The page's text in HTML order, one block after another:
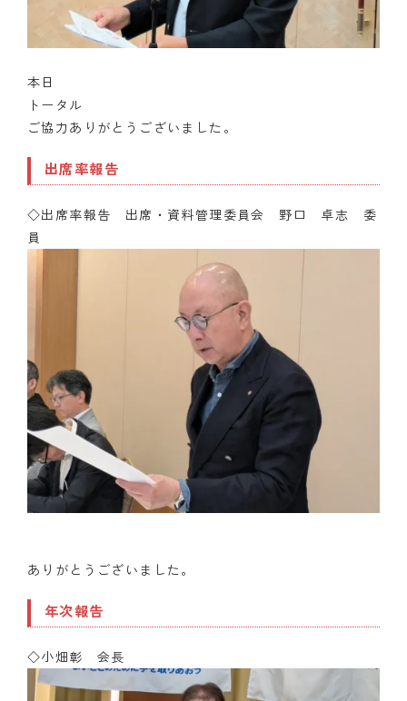
本日
トータル
ご協力ありがとうございました。
出席率報告
◇出席率報告 出席・資料管理委員会 野口 卓志 委
員
ありがとうございました。
年次報告
◇小畑彰 会長